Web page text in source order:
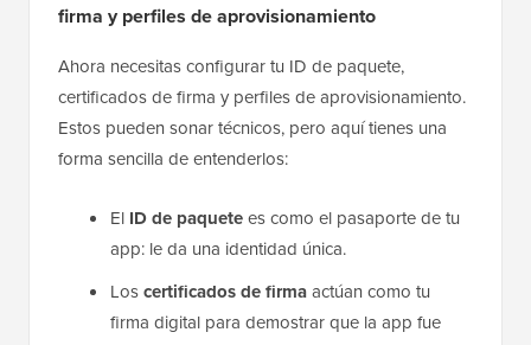
firma y perfiles de aprovisionamiento
Ahora necesitas configurar tu ID de paquete,
certificados de firma y perfiles de aprovisionamiento.
Estos pueden sonar técnicos, pero aquí tienes una
forma sencilla de entenderlos:
El ID de paquetees como el pasaporte de tu
app: le da una identidad única.
Loscertificados de firmaactúan como tu
firma digital para demostrar que la app fue